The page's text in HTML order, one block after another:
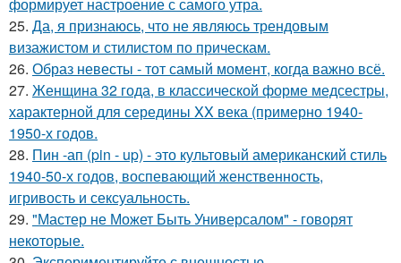
формирует настроение с самого утра.
25. Да, я признаюсь, что не являюсь трендовым
визажистом и стилистом по прическам.
26. Образ невесты - тот самый момент, когда важно всё.
27. Женщина 32 года, в классической форме медсестры,
характерной для середины XX века (примерно 1940-
1950-х годов.
28. Пин -ап (pin - up) - это культовый американский стиль
1940-50-х годов, воспевающий женственность,
игривость и сексуальность.
29. "Мастер не Может Быть Универсалом" - говорят
некоторые.